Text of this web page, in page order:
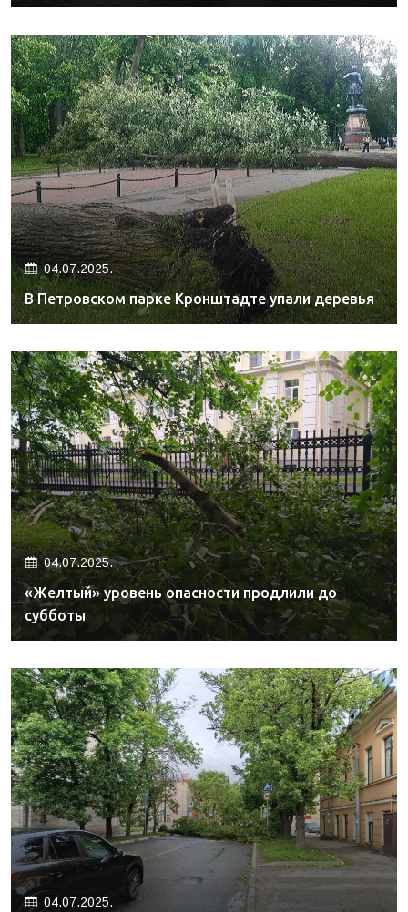
04.07.2025.
В Петровском парке Кронштадте упали деревья
04.07.2025.
«Желтый» уровень опасности продлили до
субботы
04.07.2025.